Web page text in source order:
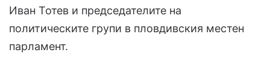
Иван Тотев и председателите на
политическите групи в пловдивския местен
парламент.